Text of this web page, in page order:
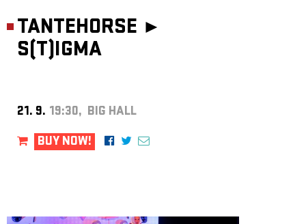
TANTEHORSE ►
S(T)IGMA
21. 9. 19:30, BIG HALL
BUY NOW!